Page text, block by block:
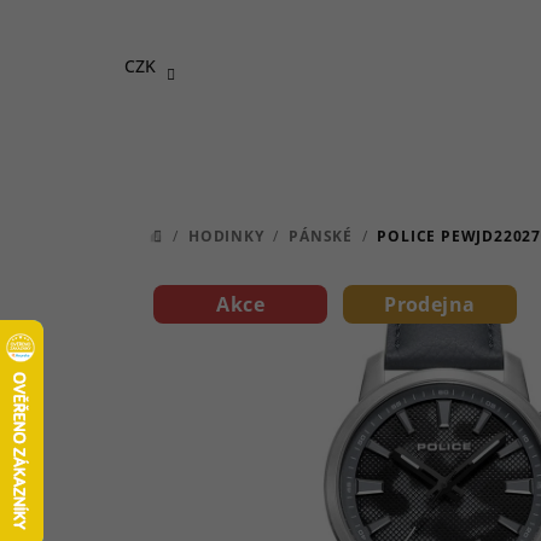
CZK
DOMŮ
/ HODINKY / PÁNSKÉ / POLICE
Akce Prodejna